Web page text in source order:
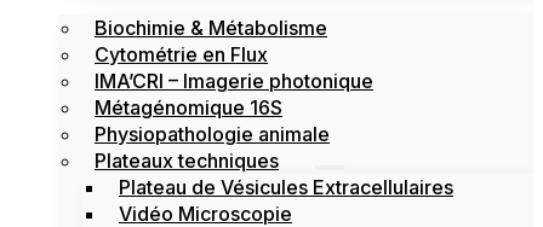
Biochimie & Métabolisme
Cytométrie en Flux
IMA’CRI – Imagerie photonique
Métagénomique 16S
Physiopathologie animale
Plateaux techniques
Plateau de Vésicules Extracellulaires
Vidéo Microscopie